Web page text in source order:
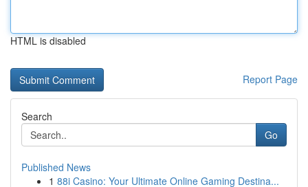
HTML is disabled
Report Page
Search
Go
Published News
1 88i Casino: Your Ultimate Online Gaming Destina...